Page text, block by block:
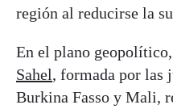
región al reducirse la
En el plano geopolítico,
Sahel, formada por las
Burkina Fasso y Mali,